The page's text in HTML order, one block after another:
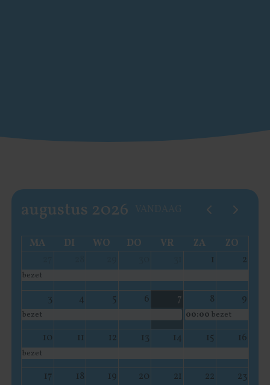
augustus 2026
MA DI WO DO VR ZA
ZO
1 2
bezet
3 4 5 6 7 8 9
bezet 00:00 bezet
10 11 12 13 14 15 16
bezet
17 18 19 20 21 22 23